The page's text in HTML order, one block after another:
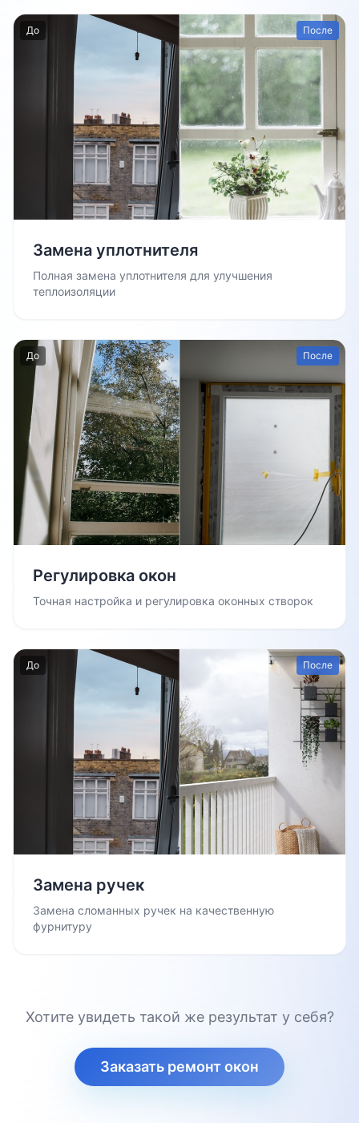
До После
Замена уплотнителя
Полная замена уплотнителя для улучшения
теплоизоляции
До После
Регулировка окон
Точная настройка и регулировка оконных створок
До После
Замена ручек
Замена сломанных ручек на качественную
фурнитуру
Хотите увидеть такой же результат у себя?
Заказать ремонт окон